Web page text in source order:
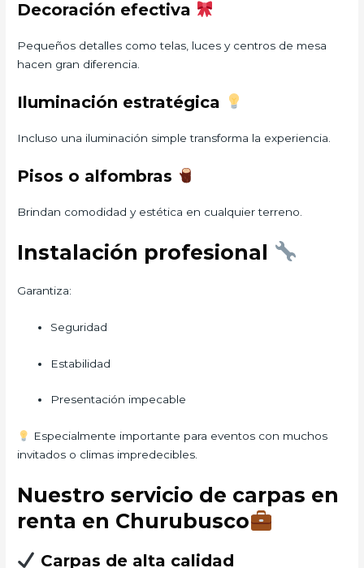
Decoración efectiva
Pequeños detalles como telas, luces y centros de mesa
hacen gran diferencia.
Iluminación estratégica
Incluso una iluminación simple transforma la experiencia.
Pisos o alfombras
Brindan comodidad y estética en cualquier terreno.
Instalación profesional
Garantiza:
Seguridad
Estabilidad
Presentación impecable
Especialmente importante para eventos con muchos
invitados o climas impredecibles.
Nuestro servicio de carpas en
renta en Churubusco
Carpas de alta calidad